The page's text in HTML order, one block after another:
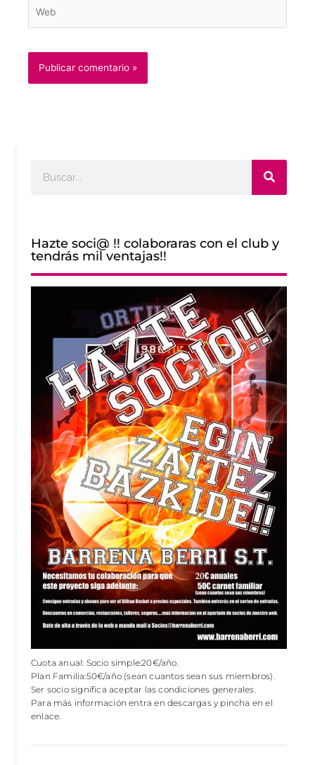
Hazte soci@ !! colaboraras con el club y
tendrás mil ventajas!!
Cuota anual: Socio simple:20€/año.
Plan Familia:50€/año (sean cuantos sean sus miembros).
Ser socio significa aceptar las condiciones generales.
Para más información entra en descargas y pincha en el
enlace.